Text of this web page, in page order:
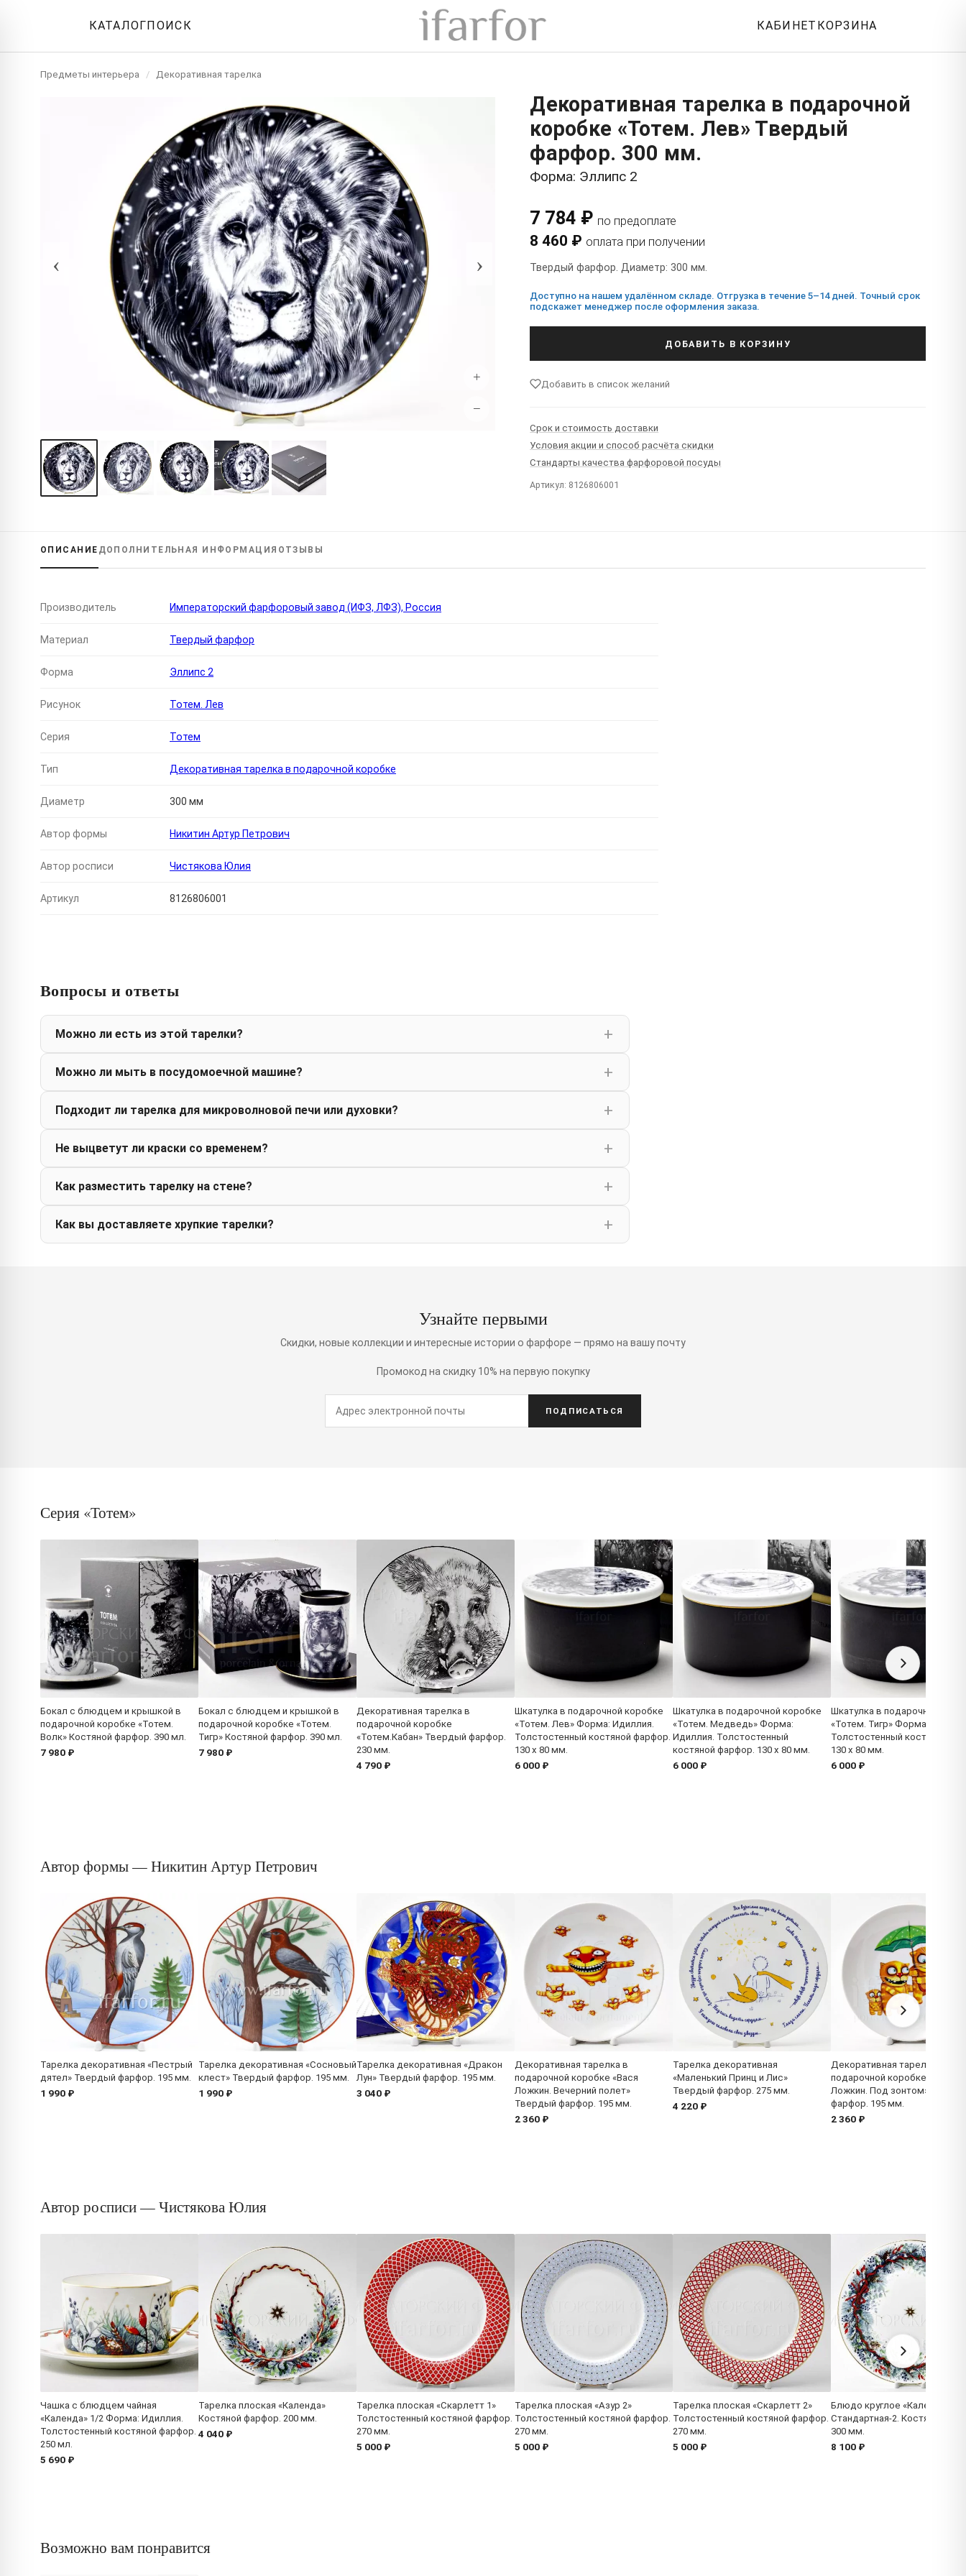
КАТАЛОГПОИСК КАБИНЕТ КОРЗИНА
Предметы интерьера / Декоративная тарелка
‹ ›
+
−
Декоративная тарелка в подарочной
коробке «Тотем. Лев» Твердый
фарфор. 300 мм.
Форма: Эллипс 2
7 784 ₽ по предоплате
8 460 ₽ оплата при получении
Твердый фарфор. Диаметр: 300 мм.
Доступно на нашем удалённом складе. Отгрузка в течение 5–14 дней. Точный срок
подскажет менеджер после оформления заказа.
ДОБАВИТЬ В КОРЗИНУ
Добавить в список желаний
Срок и стоимость доставки
Условия акции и способ расчёта скидки
Стандарты качества фарфоровой посуды
Артикул: 8126806001
ОПИСАНИЕ ДОПОЛНИТЕЛЬНАЯ ИНФОРМАЦИЯ ОТЗЫВЫ
Производитель Императорский фарфоровый завод (ИФЗ, ЛФЗ), Россия
Материал Твердый фарфор
Форма Эллипс 2
Рисунок Тотем. Лев
Серия Тотем
Тип Декоративная тарелка в подарочной коробке
Диаметр 300 мм
Автор формы Никитин Артур Петрович
Автор росписи Чистякова Юлия
Артикул 8126806001
Вопросы и ответы
Можно ли есть из этой тарелки?
Можно ли мыть в посудомоечной машине?
Подходит ли тарелка для микроволновой печи или духовки?
Не выцветут ли краски со временем?
Как разместить тарелку на стене?
Как вы доставляете хрупкие тарелки?
Узнайте первыми
Скидки, новые коллекции и интересные истории о фарфоре — прямо на вашу почту
Промокод на скидку 10% на первую покупку
ПОДПИСАТЬСЯ
Серия «Тотем»
Бокал с блюдцем и крышкой в
подарочной коробке «Тотем.
Волк» Костяной фарфор. 390 мл.
7 980 ₽
Бокал с блюдцем и крышкой в
подарочной коробке «Тотем.
Тигр» Костяной фарфор. 390 мл.
7 980 ₽
Декоративная тарелка в
подарочной коробке
«Тотем.Кабан» Твердый фарфор.
230 мм.
4 790 ₽
Шкатулка в подарочной коробке
«Тотем. Лев» Форма: Идиллия.
Толстостенный костяной фарфор.
130 x 80 мм.
6 000 ₽
Шкатулка в подарочной коробке
«Тотем. Медведь» Форма:
Идиллия. Толстостенный
костяной фарфор. 130 x 80 мм.
6 000 ₽
Шкатулка в подарочной
«Тотем. Тигр» Форма:
Толстостенный костяной
130 x 80 мм.
6 000 ₽
Автор формы — Никитин Артур Петрович
Тарелка декоративная «Пестрый
дятел» Твердый фарфор. 195 мм.
1 990 ₽
Тарелка декоративная «Сосновый
клест» Твердый фарфор. 195 мм.
1 990 ₽
Тарелка декоративная «Дракон
Лун» Твердый фарфор. 195 мм.
3 040 ₽
Декоративная тарелка в
подарочной коробке «Вася
Ложкин. Вечерний полет»
Твердый фарфор. 195 мм.
2 360 ₽
Тарелка декоративная
«Маленький Принц и Лис»
Твердый фарфор. 275 мм.
4 220 ₽
Декоративная тарелка в
подарочной коробке «Вася
Ложкин. Под зонтом»
фарфор. 195 мм.
2 360 ₽
Автор росписи — Чистякова Юлия
Чашка с блюдцем чайная
«Календа» 1/2 Форма: Идиллия.
Толстостенный костяной фарфор.
250 мл.
5 690 ₽
Тарелка плоская «Календа»
Костяной фарфор. 200 мм.
4 040 ₽
Тарелка плоская «Скарлетт 1»
Толстостенный костяной фарфор.
270 мм.
5 000 ₽
Тарелка плоская «Азур 2»
Толстостенный костяной фарфор.
270 мм.
5 000 ₽
Тарелка плоская «Скарлетт 2»
Толстостенный костяной фарфор.
270 мм.
5 000 ₽
Блюдо круглое «Календа»
Стандартная-2. Костяной
300 мм.
8 100 ₽
Возможно вам понравится